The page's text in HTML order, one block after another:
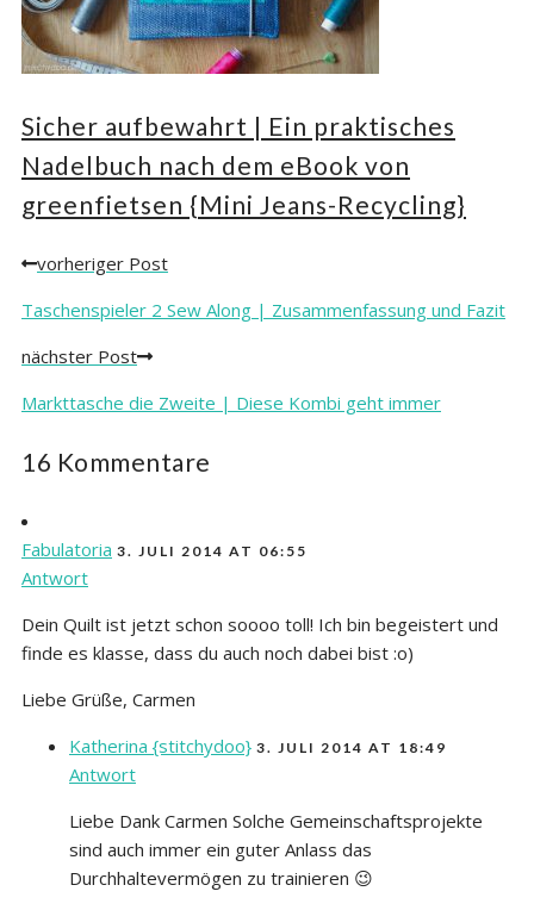
Sicher aufbewahrt | Ein praktisches
Nadelbuch nach dem eBook von
greenfietsen {Mini Jeans-Recycling}
Posts
navigation
vorheriger Post
Taschenspieler 2 Sew Along | Zusammenfassung und Fazit
nächster Post
Markttasche die Zweite | Diese Kombi geht immer
16 Kommentare
Fabulatoria 3. JULI 2014 AT 06:55
Antwort
Dein Quilt ist jetzt schon soooo toll! Ich bin begeistert und
finde es klasse, dass du auch noch dabei bist :o)
Liebe Grüße, Carmen
Katherina {stitchydoo} 3. JULI 2014 AT 18:49
Antwort
Liebe Dank Carmen Solche Gemeinschaftsprojekte
sind auch immer ein guter Anlass das
Durchhaltevermögen zu trainieren 😉